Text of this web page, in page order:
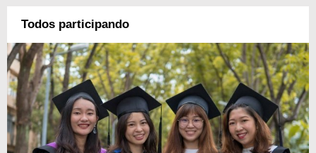
Todos participando